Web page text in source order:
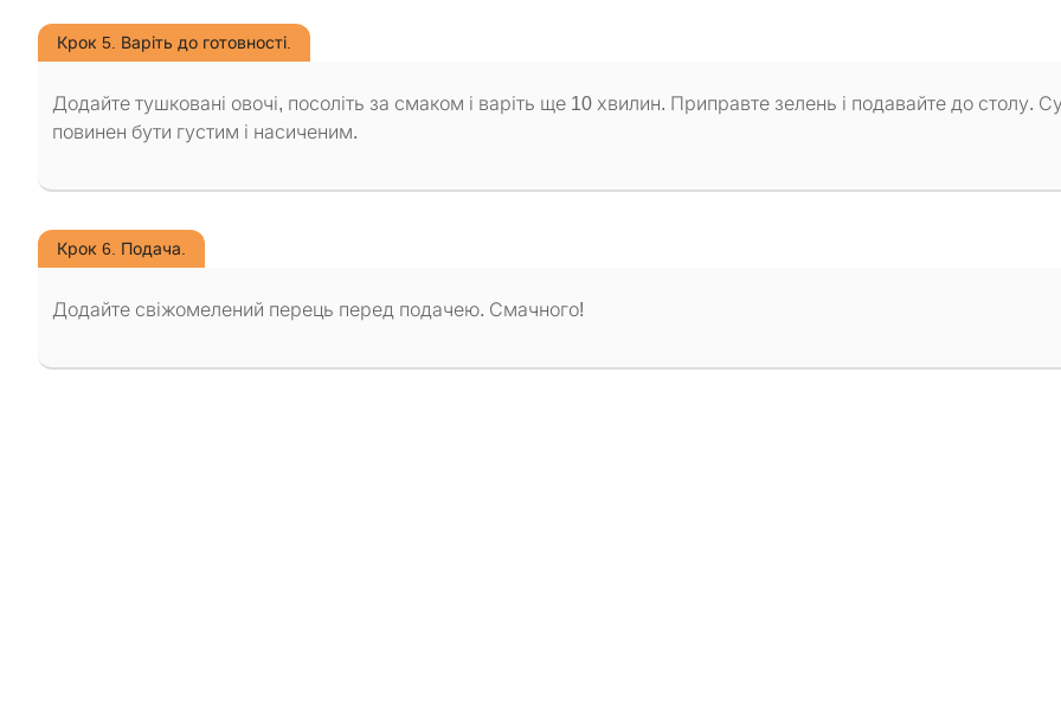
Крок 5. Варіть до готовності.
Додайте тушковані овочі, посоліть за смаком і варіть ще 10 хвилин. Приправте зелень і подавайте до столу.
повинен бути густим і насиченим.
Крок 6. Подача.
Додайте свіжомелений перець перед подачею. Смачного!